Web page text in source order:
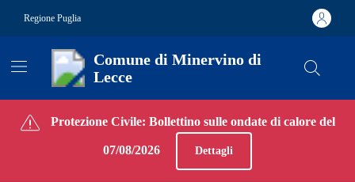
Regione Puglia
Comune di Minervino di
Lecce
Contenuti in evidenza
Protezione Civile: Bollettino sulle ondate di calore del
07/08/2026 Dettagli